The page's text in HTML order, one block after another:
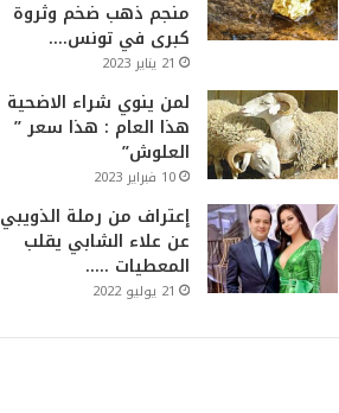
منجم ذهب ضخم وثروة
كبرى في تونس….
21 يناير 2023
لمن ينوي شراء الاضحية
هذا العام : هذا سعر ”
العلوش”
10 فبراير 2023
إعتراف من رملة الذويبي
عن علاء الشابي يقلب
المعطيات …..
21 يوليو 2022